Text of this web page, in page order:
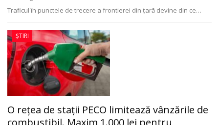
Traficul în punctele de trecere a frontierei din țară devine din ce…
ȘTIRI
O rețea de stații PECO limitează vânzările de
combustibil. Maxim 1.000 lei pentru